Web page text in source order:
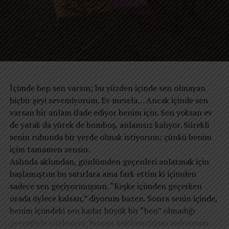
büyüdü. Depolama kapasitesi büyüdü.
İşlem hızı arttı. Fakat insanın kendisiyle kurduğu ilişki
derinleşmedi.
Bugün birçok kişi gün boyunca yüzlerce bilgiye maruz
kalıyor. Ama gece yatağa başını koyduğunda tek bir
Belki de asıl mesele teknoloji değildir. Teknoloji, insan
aklının büyük başarılarından biridir. Sorun, teknolojinin
dikkatimizi yönetmesine izin verdiğimiz noktada başlıyor.
Çünkü dikkat yalnızca zihinsel bir süreç değildir. Dikkat,
hayatın yönünü belirleyen pusuladır. Neye dikkat
ediyorsanız, zamanınızı oraya verirsiniz. Zamanınızı
nereye veriyorsanız, hayatınızı da oraya verirsiniz. Ve
hayatınızı nereye verdiyseniz, sonunda kim olduğunuzu
da o belirler.
Bu nedenle modern insanın en önemli mücadelesi
zamana karşı değildir. Dikkatine sahip çıkabilme
mücadelesidir. Çünkü geleceğin en özgür insanları, en
​Oysa hayat, başkalarının kurduğu podyumlarda
sergilenen bir yarış değil; kişinin kendi içsel
yolculuğudur. Kendimizi başkalarının “en”leriyle ölçmeye
devam ettiğimiz sürece, görünürde zirveye çıksak bile
ruhumuzda derin bir yetersizlik hissiyle baş başa
içinde “kendimiz” kalabilmenin ve öz saygımızı
koruyabilmenin en büyük başarı olduğudur.
İçimde hep sen varsın; bu yüzden içinde sen olmayan
hiçbir şeyi sevemiyorum. Ev mesela… Ancak içinde sen
varsan bir anlam ifade ediyor benim için. Sen yoksan ev
de yatak da yürek de bomboş, anlamsız kalıyor. Sürekli
senin ruhunda bir yerde olmak istiyorum; çünkü benim
içim tamamen sensin.
​Aslında aklımdan, gönlümden geçenleri anlatmak için
başlamıştım bu satırlara ama fark ettim ki içimden
sadece sen geçiyormuşsun. “Keşke içimden geçerken
orada öylece kalsan,” diyorum bazen. Sonra senin içinde,
benim içimdeki sen kadar büyük bir “ben” olmadığı
gerçeğiyle yüzleşiyor, bunun imkânsızlığını anlıyorum.